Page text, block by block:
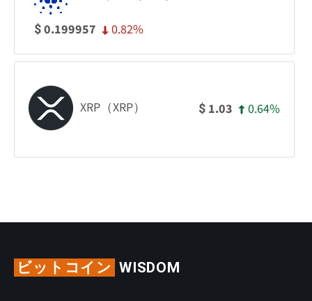
$0.199957 0.82%
XRP（XRP） $ 1.03 0.64%
ビットコイン WISDOM